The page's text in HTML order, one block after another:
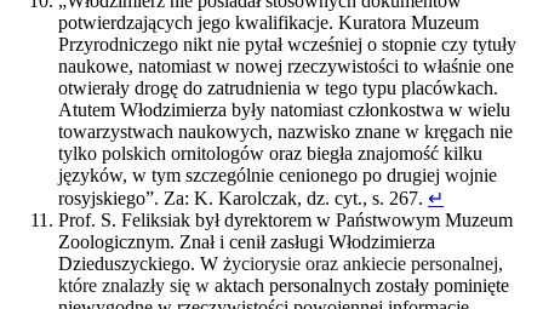
potwierdzających jego kwalifikacje. Kuratora Muzeum
Przyrodniczego nikt nie pytał wcześniej o stopnie czy tytuły
naukowe, natomiast w nowej rzeczywistości to właśnie one
otwierały drogę do zatrudnienia w tego typu placówkach.
Atutem Włodzimierza były natomiast członkostwa w wielu
towarzystwach naukowych, nazwisko znane w kręgach nie
tylko polskich ornitologów oraz biegła znajomość kilku
języków, w tym szczególnie cenionego po drugiej wojnie
rosyjskiego”. Za: K. Karolczak, dz. cyt., s. 267. ↵
Prof. S. Feliksiak był dyrektorem w Państwowym Muzeum
Zoologicznym. Znał i cenił zasługi Włodzimierza
Dzieduszyckiego. W życiorysie oraz ankiecie personalnej,
które znalazły się w aktach personalnych zostały pominięte